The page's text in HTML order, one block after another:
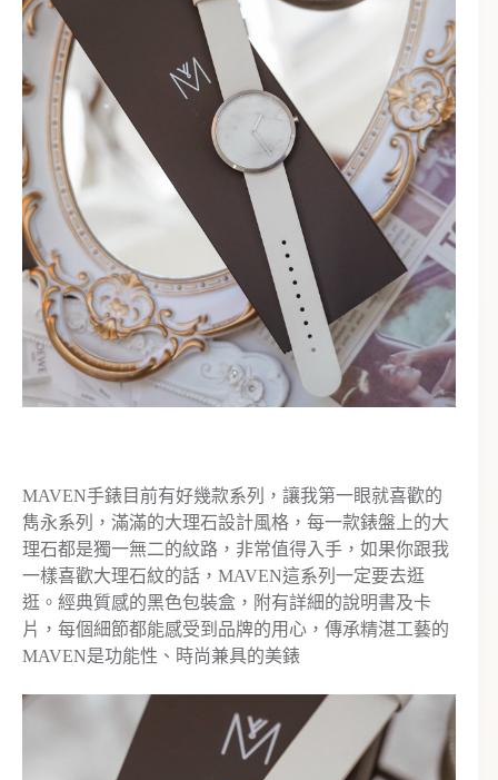
MAVEN手錶目前有好幾款系列，讓我第一眼就喜歡的
雋永系列，滿滿的大理石設計風格，每一款錶盤上的大
理石都是獨一無二的紋路，非常值得入手，如果你跟我
一樣喜歡大理石紋的話，MAVEN這系列一定要去逛
逛。經典質感的黑色包裝盒，附有詳細的說明書及卡
片，每個細節都能感受到品牌的用心，傳承精湛工藝的
MAVEN是功能性、時尚兼具的美錶